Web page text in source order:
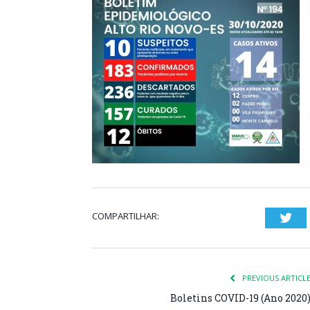
COMPARTILHAR:
PREVIOUS ARTICLE
Boletins COVID-19 (Ano 2020)